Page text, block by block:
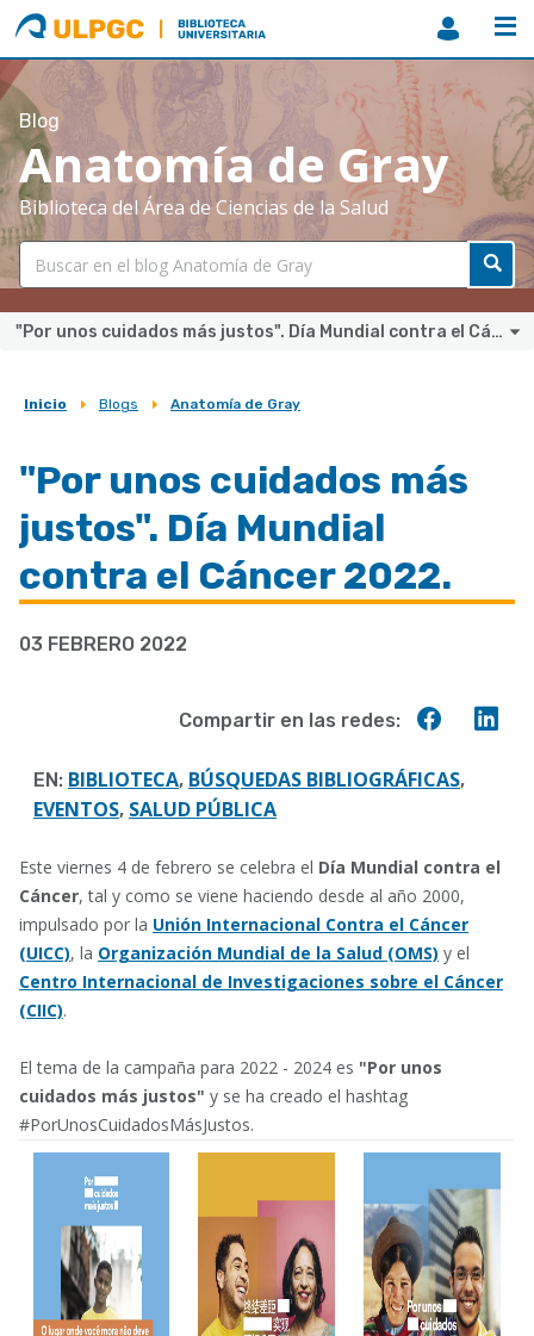
ULPGC
Biblioteca
ULPGC
Blog
Anatomía de Gray
Biblioteca del Área de Ciencias de la Salud
"Por unos cuidados más justos". Día Mundial contra el Cáncer 2022.
Sobrescribir
de
ayuda
a
la
navegación
Inicio Blogs Anatomía de Gray
"Por unos cuidados más
justos". Día Mundial
contra el Cáncer 2022.
03 FEBRERO 2022
Compartir en las redes:
EN: BIBLIOTECA, BÚSQUEDAS BIBLIOGRÁFICAS,
EVENTOS, SALUD PÚBLICA
Este viernes 4 de febrero se celebra el Día Mundial contra el
Cáncer, tal y como se viene haciendo desde al año 2000,
impulsado por la Unión Internacional Contra el Cáncer
(UICC), la Organización Mundial de la Salud (OMS) y el
Centro Internacional de Investigaciones sobre el Cáncer
(CIIC).
El tema de la campaña para 2022 - 2024 es "Por unos
cuidados más justos" y se ha creado el hashtag
#PorUnosCuidadosMásJustos.